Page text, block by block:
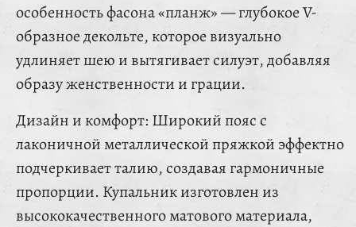
особенность фасона «планж» — глубокое V-
образное декольте, которое визуально
удлиняет шею и вытягивает силуэт, добавляя
образу женственности и грации.
Дизайн и комфорт: Широкий пояс с
лаконичной металлической пряжкой эффектно
подчеркивает талию, создавая гармоничные
пропорции. Купальник изготовлен из
высококачественного матового материала,